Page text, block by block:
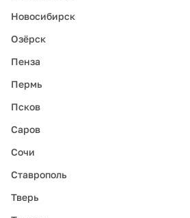
Новосибирск
Озёрск
Пенза
Пермь
Псков
Саров
Сочи
Ставрополь
Тверь